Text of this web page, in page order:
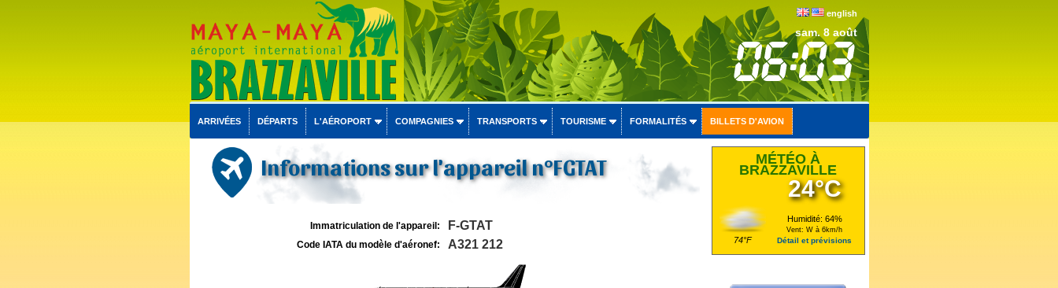
english
sam. 8 août
ARRIVÉES DÉPARTS L'AÉROPORT COMPAGNIES TRANSPORTS TOURISME FORMALITÉS BILLETS D'AVION
Informations sur l'appareil n°FGTAT
Immatriculation de l'appareil: F-GTAT
Code IATA du modèle d'aéronef: A321 212
MÉTÉO À
BRAZZAVILLE
74°F
24°C
Humidité: 64%
Vent: W à 6km/h
Détail et prévisions